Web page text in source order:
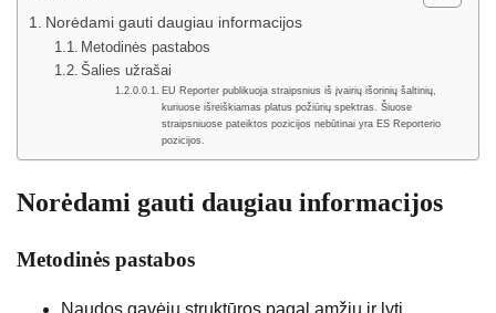
Norėdami gauti daugiau informacijos
Metodinės pastabos
Šalies užrašai
EU Reporter publikuoja straipsnius iš įvairių išorinių šaltinių,
kuriuose išreiškiamas platus požiūrių spektras. Šiuose
straipsniuose pateiktos pozicijos nebūtinai yra ES Reporterio
pozicijos.
Norėdami gauti daugiau informacijos
Metodinės pastabos
Naudos gavėjų struktūros pagal amžių ir lytį